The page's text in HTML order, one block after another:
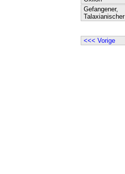
Gefangener,
Talaxianischer
<<< Vorige